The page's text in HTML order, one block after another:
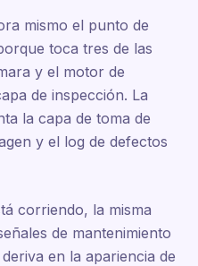
mismo el punto de
toca tres de las
y el motor de
de inspección. La
la capa de toma de
y el log de defectos
corriendo, la misma
de mantenimiento
en la apariencia de